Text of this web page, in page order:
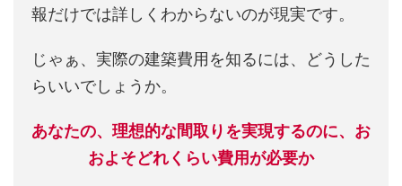
報だけでは詳しくわからないのが現実です。
じゃぁ、実際の建築費用を知るには、どうした
らいいでしょうか。
あなたの、理想的な間取りを実現するのに、お
およそどれくらい費用が必要か